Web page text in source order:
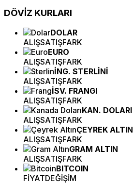
DÖVİZ KURLARI
DOLAR
ALIŞSATIŞFARK
EURO
ALIŞSATIŞFARK
İNG. STERLİNİ
ALIŞSATIŞFARK
İSV. FRANGI
ALIŞSATIŞFARK
KAN. DOLARI
ALIŞSATIŞFARK
ÇEYREK ALTIN
ALIŞSATIŞFARK
GRAM ALTIN
ALIŞSATIŞFARK
BITCOIN
FİYATDEĞİŞİM